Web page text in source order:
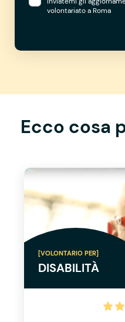
volontariato a Roma
Ecco cosa
[VOLONTARIO PER]
DISABILITÀ